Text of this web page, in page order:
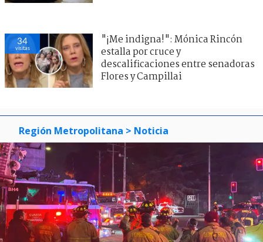
34
visitas
"¡Me indigna!": Mónica Rincón
estalla por cruce y
descalificaciones entre senadoras
Flores y Campillai
Región Metropolitana > Noticia